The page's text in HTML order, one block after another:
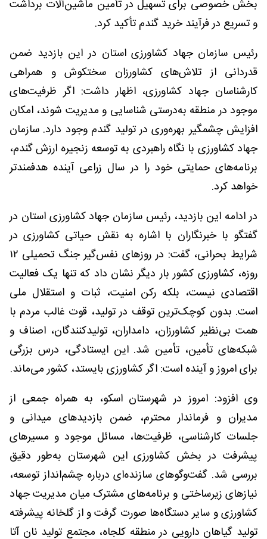
بخش خصوصی برای تسهیل در تأمین ماشین‌آلات برداشت
و تسریع در فرآیند خرید گندم تأکید کرد.
رئیس سازمان جهاد کشاورزی استان در این بازدید ضمن
قدردانی از تلاش‌های کشاورزان سختکوش و همراهی
کارشناسان جهاد کشاورزی، اظهار داشت: اگر ظرفیت‌های
موجود در منطقه به‌درستی شناسایی و مدیریت شوند، امکان
افزایش چشمگیر بهره‌وری در تولید گندم وجود دارد. سازمان
جهاد کشاورزی با نگاه راهبردی به توسعه زنجیره ارزش گندم،
برنامه‌های حمایتی خود را در سال زراعی آینده هدفمندتر
خواهد کرد.
در ادامه این بازدید، رئیس سازمان جهاد کشاورزی استان در
گفتگو با خبرنگاران با اشاره به نقش حیاتی کشاورزی در
شرایط بحرانی، گفت: در روزهای نفس‌گیر جنگ تحمیلی ۱۲
روزه، کشاورزی کشور بار دیگر نشان داد که تنها یک فعالیت
اقتصادی نیست، بلکه رکن امنیت، ثبات و استقلال ملی
است. بدون کوچک‌ترین توقف در تولید، قوت غالب مردم با
همت بی‌نظیر کشاورزان، دامداران، تولیدکنندگان، اصناف و
شبکه‌های تأمین، تأمین شد. این ایستادگی، درس بزرگی
برای امروز و آینده است: اگر کشاورزی بایستد، کشور می‌ماند.
وی افزود: امروز در شهرستان اسکو، به همراه جمعی از
مدیران و فرماندار محترم، ضمن بازدیدهای میدانی و
جلسات کارشناسی، ظرفیت‌ها، مسائل موجود و مسیرهای
پیشرفت در بخش کشاورزی این شهرستان به‌طور دقیق
بررسی شد. گفت‌وگوهای سازنده‌ای درباره چشم‌انداز توسعه،
نیازهای زیرساختی و برنامه‌های مشترک میان مدیریت جهاد
کشاورزی و سایر دستگاه‌ها صورت گرفت و از گلخانه پیشرفته
تولید گیاهان دارویی در منطقه کلجاه، مجتمع تولید نان آتا